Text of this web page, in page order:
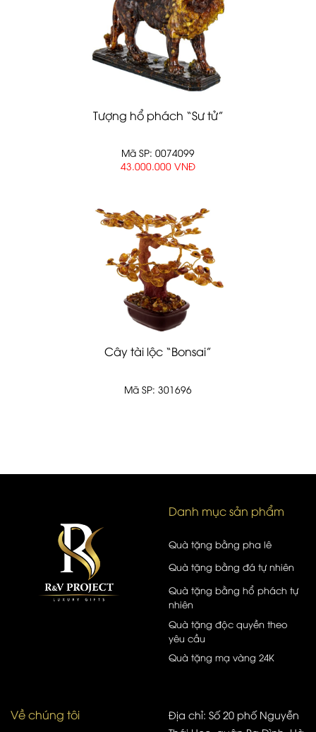
Tượng hổ phách “Sư tử”
Mã SP: 0074099
43.000.000 VNĐ
Cây tài lộc “Bonsai”
Mã SP: 301696
Danh mục sản phẩm
Quà tặng bằng pha lê
Quà tặng bằng đá tự nhiên
Quà tặng bằng hổ phách tự
nhiên
Quà tặng độc quyền theo
yêu cầu
Quà tặng mạ vàng 24K
Về chúng tôi
Địa chỉ: Số 20 phố Nguyễn